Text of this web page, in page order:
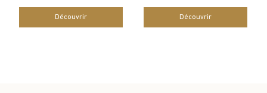
Découvrir Découvrir